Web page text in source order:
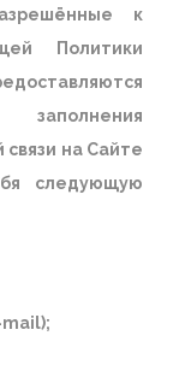
к
Политики
на Сайте
следующую